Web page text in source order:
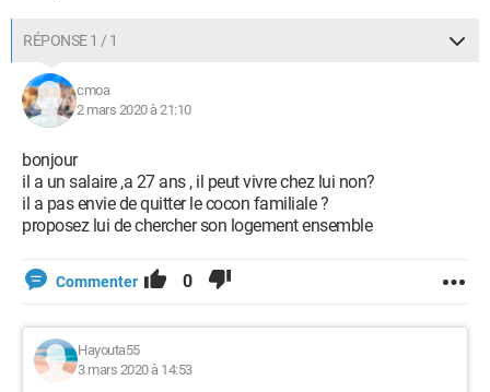
RÉPONSE 1 / 1
cmoa
2 mars 2020 à 21:10
bonjour
il a un salaire ,a 27 ans , il peut vivre chez lui non?
il a pas envie de quitter le cocon familiale ?
proposez lui de chercher son logement ensemble
Commenter 0
Hayouta55
3 mars 2020 à 14:53